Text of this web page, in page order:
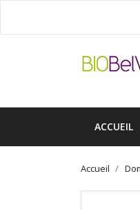
ACCUEIL
Accueil